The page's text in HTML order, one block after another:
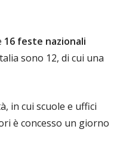
16 feste nazionali
sono 12, di cui una
in cui scuole e uffici
è concesso un giorno